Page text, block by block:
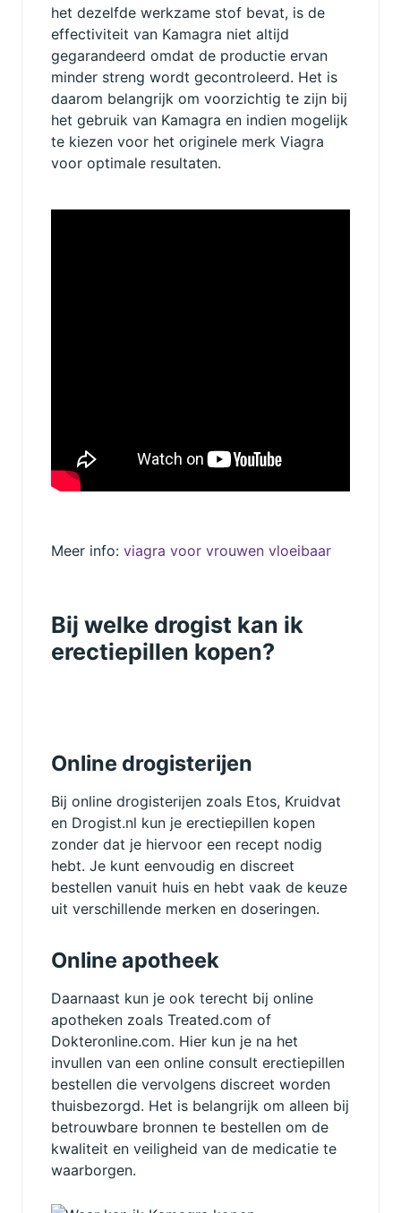
het dezelfde werkzame stof bevat, is de
effectiviteit van Kamagra niet altijd
gegarandeerd omdat de productie ervan
minder streng wordt gecontroleerd. Het is
daarom belangrijk om voorzichtig te zijn bij
het gebruik van Kamagra en indien mogelijk
te kiezen voor het originele merk Viagra
voor optimale resultaten.
Meer info: viagra voor vrouwen vloeibaar
Bij welke drogist kan ik
erectiepillen kopen?
Online drogisterijen
Bij online drogisterijen zoals Etos, Kruidvat
en Drogist.nl kun je erectiepillen kopen
zonder dat je hiervoor een recept nodig
hebt. Je kunt eenvoudig en discreet
bestellen vanuit huis en hebt vaak de keuze
uit verschillende merken en doseringen.
Online apotheek
Daarnaast kun je ook terecht bij online
apotheken zoals Treated.com of
Dokteronline.com. Hier kun je na het
invullen van een online consult erectiepillen
bestellen die vervolgens discreet worden
thuisbezorgd. Het is belangrijk om alleen bij
betrouwbare bronnen te bestellen om de
kwaliteit en veiligheid van de medicatie te
waarborgen.